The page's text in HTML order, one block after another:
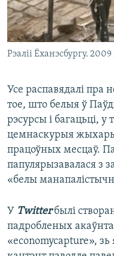
Рэаліі Ёханэсбургу. 2009
Усе распавядалі пра
тое, што белыя ў
рэсурсы і багацьці,
цемнаскурыя жыхары
працоўных месцаў.
папулярызавалася з
«белы
У Twitterбылі
падробленых
«economycapture», зь